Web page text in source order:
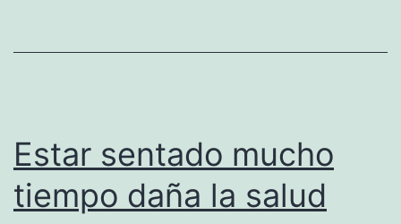
el
Estar sentado mucho
tiempo daña la salud